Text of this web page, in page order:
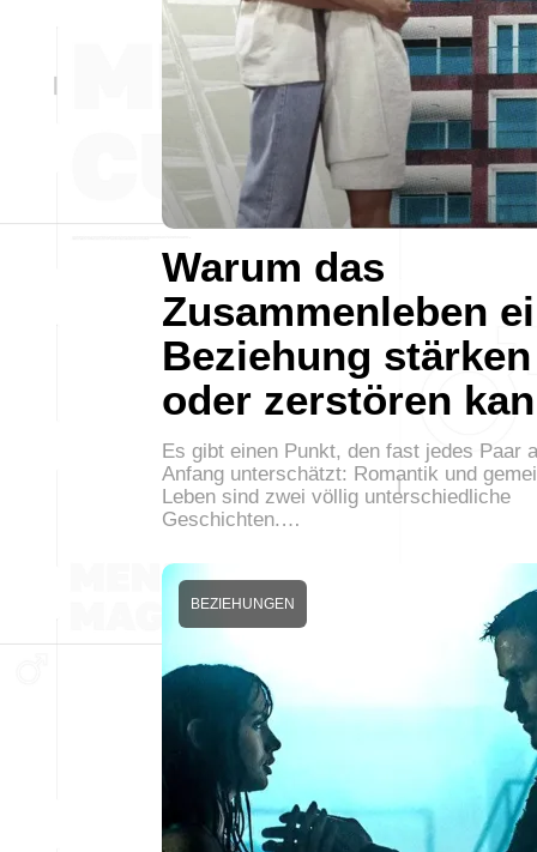
Warum das
Zusammenleben
Beziehung stärken
oder zerstören
Es gibt einen Punkt, den fast jedes Paar
Anfang unterschätzt: Romantik und
Leben sind zwei völlig unterschiedliche
Geschichten.…
BEZIEHUNGEN